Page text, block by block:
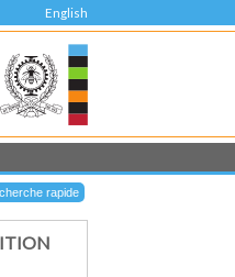
English